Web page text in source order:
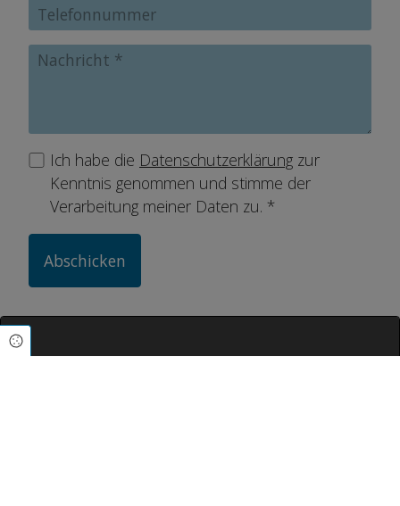
Ich habe die Datenschutzerklärung zur
Kenntnis genommen und stimme der
Verarbeitung meiner Daten zu. *